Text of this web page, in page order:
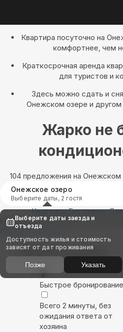
Квартира посуточно на
комфортнее, чем
Краткосрочная аренда
для туристов и
Здесь можно сдать и
Онежском озере и другом
Жарко не
104 предложения на Онежском
Онежское озеро
Выберите даты, 2 гостя
Квартиры Гостиницы
Найдём, где остановиться в
Показать на карте
Выбирайте лучшее
Быстрое бронирование
Всего 2 минуты, без
ожидания ответа от
хозяина
Выберите даты заезда и
отъезда
Доступность жилья и стоимость
зависят от дат проживания
Позже Указать